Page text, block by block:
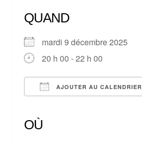
QUAND
mardi 9 décembre 2025
20 h 00 - 22 h 00
AJOUTER AU CALENDRIER
OÙ